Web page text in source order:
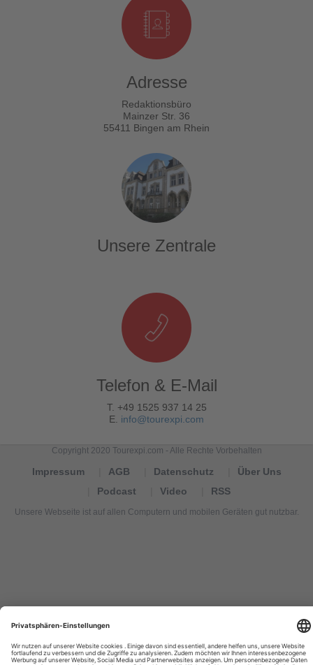
Adresse
Redaktionsbüro
Mainzer Str. 36
55411 Bingen am Rhein
Unsere Zentrale
Telefon & E-Mail
T. +49 1525 937 14 25
E. info@tourexpi.com
Copyright 2020 Tourexpi.com - Alle Rechte Vorbehalten
Impressum AGB Datenschutz
Über Uns
Podcast
Video RSS
Unsere Webseite ist auf allen Computern und mobilen Geräten gut nutzbar.
noticias
de
Tourismus